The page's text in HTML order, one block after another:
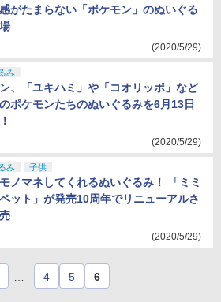
がたまらない「ポケモン」のぬいぐる
(2020/5/29)
み
、「ユキハミ」や「コオリッポ」など
ポケモンたちのぬいぐるみを6月13日
(2020/5/29)
み 子供
ノマネしてくれるぬいぐるみ！ 「ミミ
ット」が発売10周年でリニューアルさ
(2020/5/29)
4 5 6